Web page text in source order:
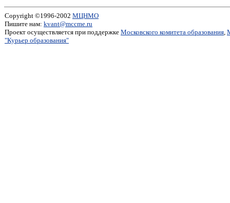
Copyright ©1996-2002 МЦНМО
Пишите нам: kvant@mccme.ru
Проект осуществляется при поддержке Московского комитета образования,
"Курьер образования"